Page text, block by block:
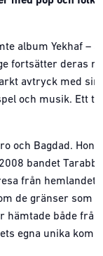
album Yekhaf –
fortsätter deras
avtryck med sin
och musik. Ett
och Bagdad. Hon
bandet
från hemlandet
de gränser som
hämtade både från
egna unika